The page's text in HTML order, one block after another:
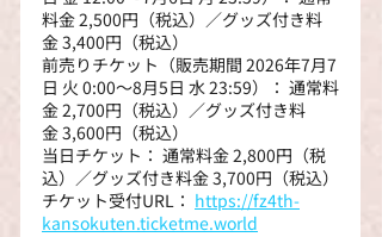
料金 2,500円（税込）／グッズ付き料
金 3,400円（税込）
前売りチケット（販売期間 2026年7月7
日 火 0:00～8月5日 水 23:59）： 通常料
金 2,700円（税込）／グッズ付き料
金 3,600円（税込）
当日チケット： 通常料金 2,800円（税
込）／グッズ付き料金 3,700円（税込）
チケット受付URL： https://fz4th-
kansokuten.ticketme.world